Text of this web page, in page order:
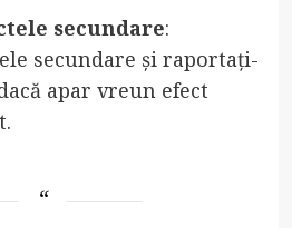
secundare:
secundare și raportați-
apar vreun efect